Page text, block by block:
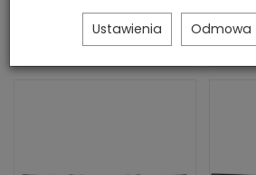
Do koszyka
Ustawienia Odmowa